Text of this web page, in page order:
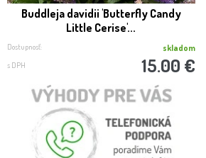
Buddleja davidii 'Butterfly Candy
Little Cerise'...
Dostupnosť: skladom
s DPH 15.00 €